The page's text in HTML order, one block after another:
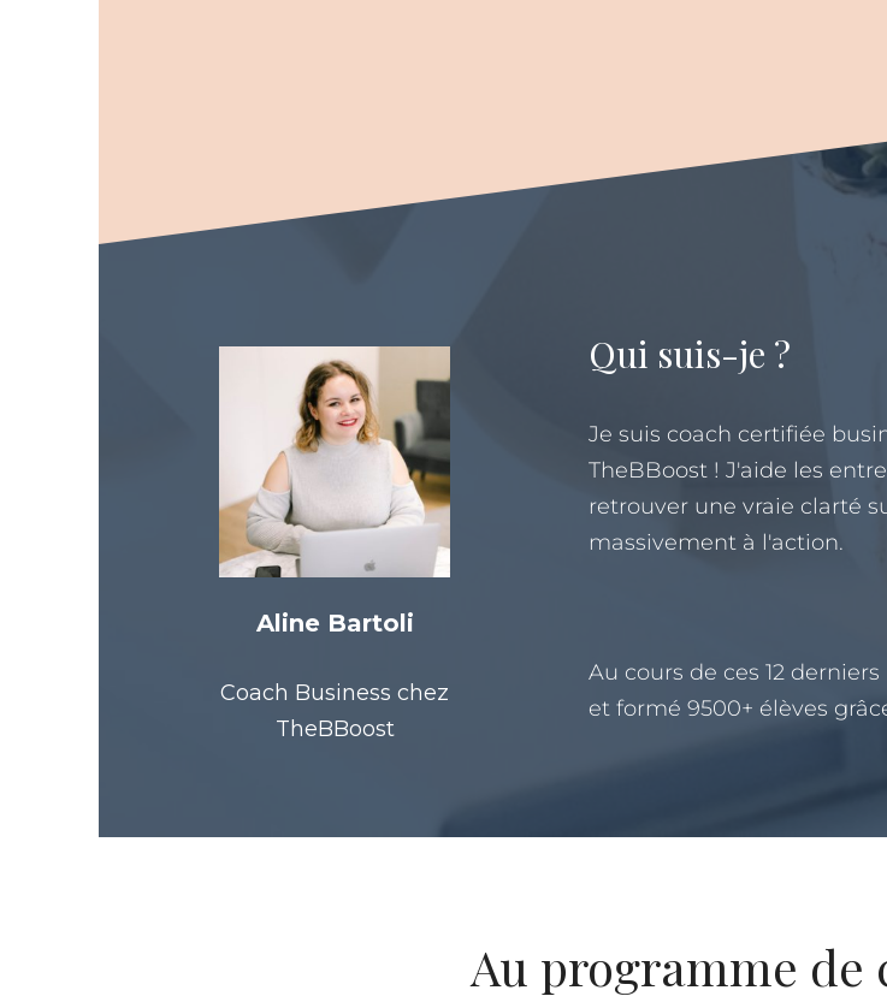
Aline Bartoli
Coach Business chez
TheBBoost
Qui suis-je ?
Je suis coach certifiée
TheBBoost ! J'aide les
retrouver une vraie clarté
massivement à l'action.
Au cours de ces 12
et formé 9500+ élèves
Au programme de